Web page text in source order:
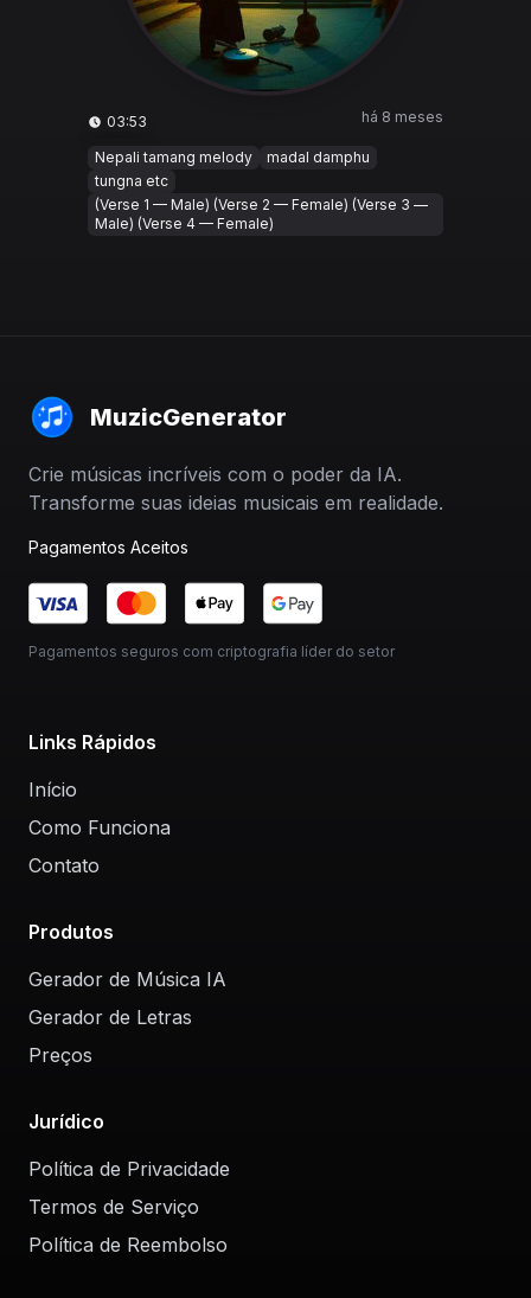
03:53 há 8 meses
Nepali tamang melody
madal damphu
tungna etc
(Verse 1 — Male) (Verse 2 — Female) (Verse 3 —
Male) (Verse 4 — Female)
MuzicGenerator
Crie músicas incríveis com o poder da IA.
Transforme suas ideias musicais em realidade.
Pagamentos Aceitos
Pagamentos seguros com criptografia líder do setor
Links Rápidos
Início
Como Funciona
Contato
Produtos
Gerador de Música IA
Gerador de Letras
Preços
Jurídico
Política de Privacidade
Termos de Serviço
Política de Reembolso